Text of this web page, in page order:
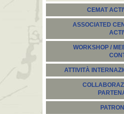
CEMAT
ASSOCIATED
WORKSHOP /
ATTIVITÀ